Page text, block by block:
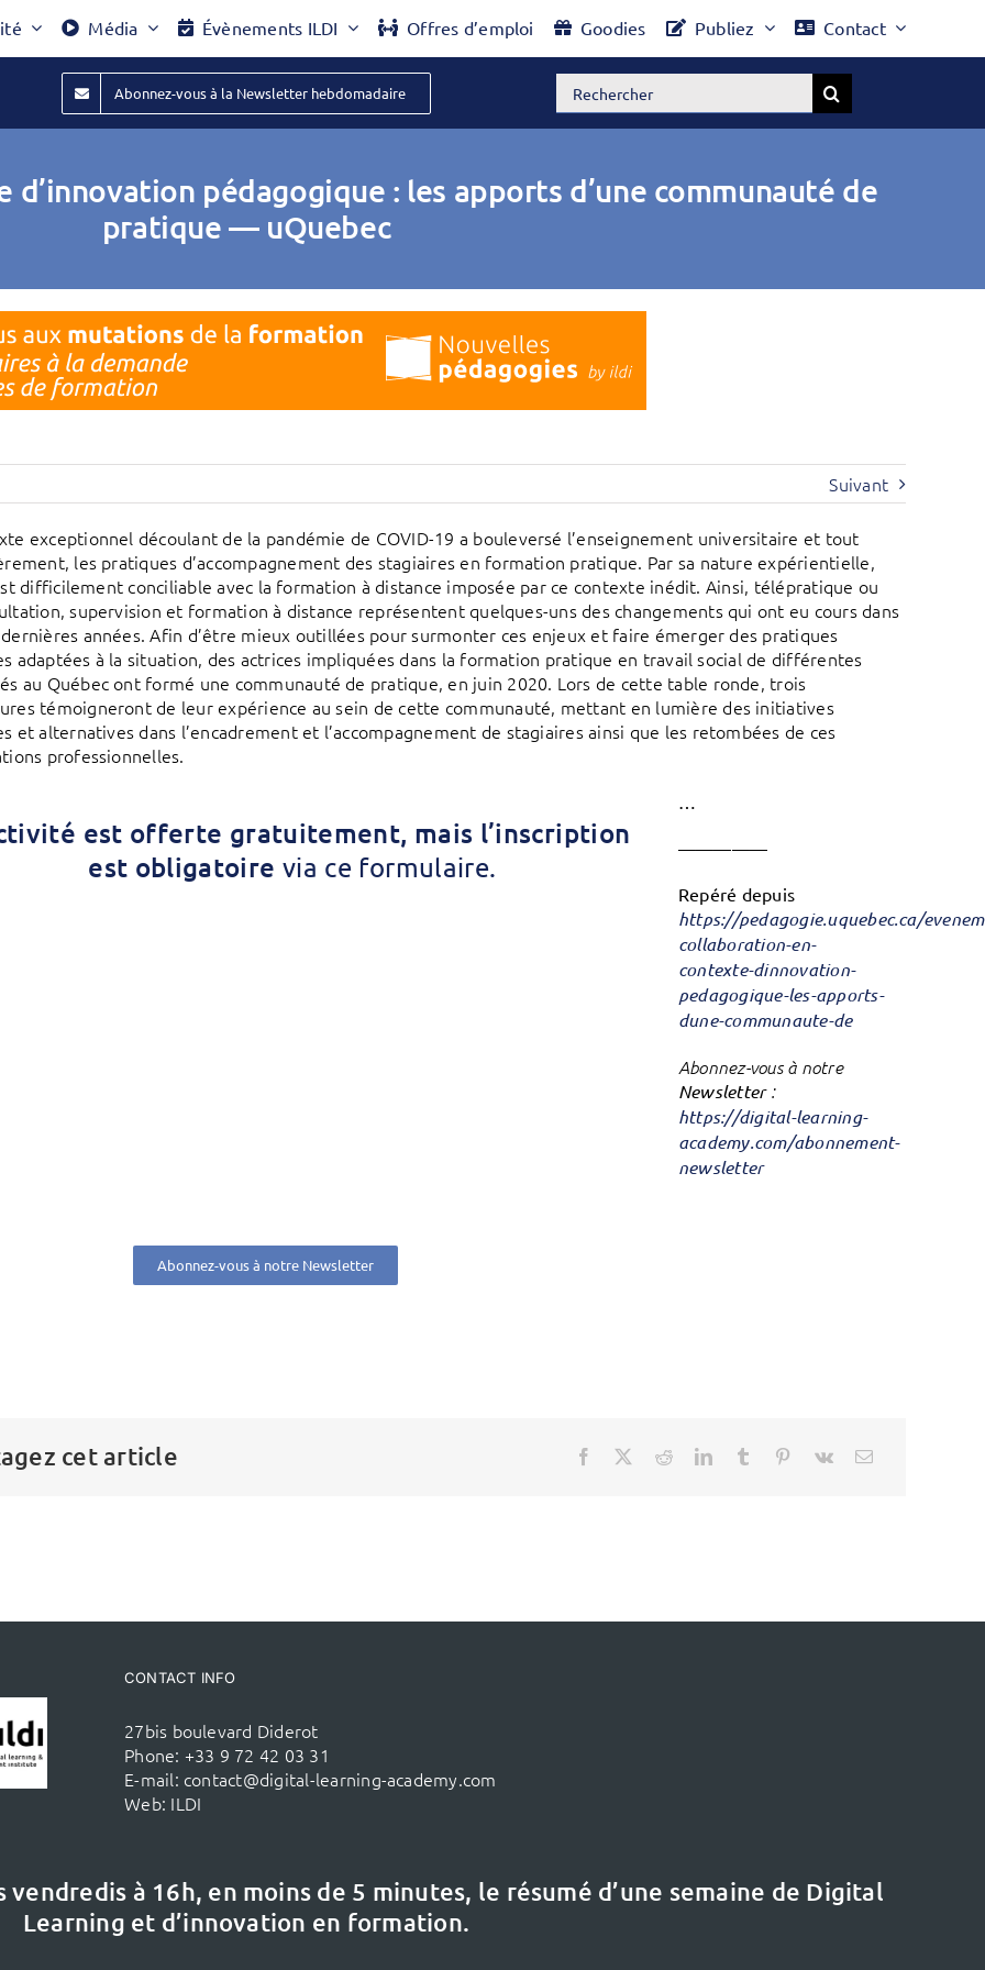
Média Évènements ILDI Offres d’emploi Goodies Publiez Contact
Abonnez-vous à la Newsletter hebdomadaire Rechercher:
pédagogique : les apports d’une communauté de
pratique — uQuebec
Suivant
exceptionnel découlant de la pandémie de COVID-19 a bouleversé l’enseignement universitaire et tout
les pratiques d’accompagnement des stagiaires en formation pratique. Par sa nature expérientielle,
difficilement conciliable avec la formation à distance imposée par ce contexte inédit. Ainsi, télépratique ou
supervision et formation à distance représentent quelques-uns des changements qui ont eu cours dans
années. Afin d’être mieux outillées pour surmonter ces enjeux et faire émerger des pratiques
adaptées à la situation, des actrices impliquées dans la formation pratique en travail social de différentes
au Québec ont formé une communauté de pratique, en juin 2020. Lors de cette table ronde, trois
témoigneront de leur expérience au sein de cette communauté, mettant en lumière des initiatives
et alternatives dans l’encadrement et l’accompagnement de stagiaires ainsi que les retombées de ces
professionnelles.
est offerte gratuitement, mais l’inscription
est obligatoire via ce formulaire.
…
—————
Repéré depuis
https://pedagogie.uquebec.ca/
collaboration-en-
contexte-dinnovation-
pedagogique-les-apports-
dune-communaute-de
Abonnez-vous à notre
Newsletter:
https://digital-learning-
academy.com/abonnement-
newsletter
Abonnez-vous à notre Newsletter
cet article
CONTACT INFO
27bis boulevard Diderot
Phone: +33 9 72 42 03 31
E-mail: contact@digital-learning-academy.com
Web: ILDI
à 16h, en moins de 5 minutes, le résumé d’une semaine de Digital
Learning et d’innovation en formation.